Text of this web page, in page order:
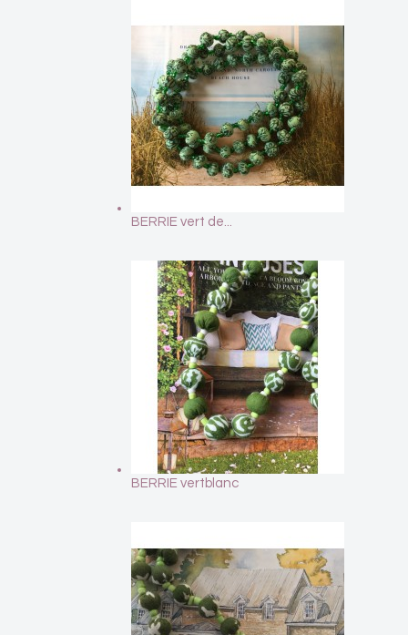
BERRIE vert de...
BERRIE vertblanc